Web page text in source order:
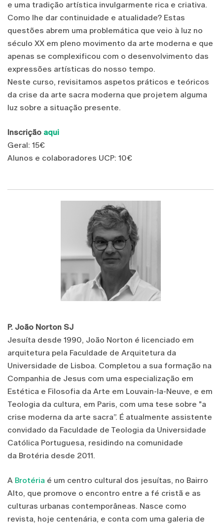
e uma tradição artística invulgarmente rica e criativa.
Como lhe dar continuidade e atualidade? Estas
questões abrem uma problemática que veio à luz no
século XX em pleno movimento da arte moderna e que
apenas se complexificou com o desenvolvimento das
expressões artísticas do nosso tempo.
Neste curso, revisitamos aspetos práticos e teóricos
da crise da arte sacra moderna que projetem alguma
luz sobre a situação presente.
Inscrição aqui
Geral: 15€
Alunos e colaboradores UCP: 10€
P. João Norton SJ
Jesuíta desde 1990, João Norton é licenciado em
arquitetura pela Faculdade de Arquitetura da
Universidade de Lisboa. Completou a sua formação na
Companhia de Jesus com uma especialização em
Estética e Filosofia da Arte em Louvain-la-Neuve, e em
Teologia da cultura, em Paris, com uma tese sobre "a
crise moderna da arte sacra”. É atualmente assistente
convidado da Faculdade de Teologia da Universidade
Católica Portuguesa, residindo na comunidade
da Brotéria desde 2011.
A Brotéria é um centro cultural dos jesuítas, no Bairro
Alto, que promove o encontro entre a fé cristã e as
culturas urbanas contemporâneas. Nasce como
revista, hoje centenária, e conta com uma galeria de